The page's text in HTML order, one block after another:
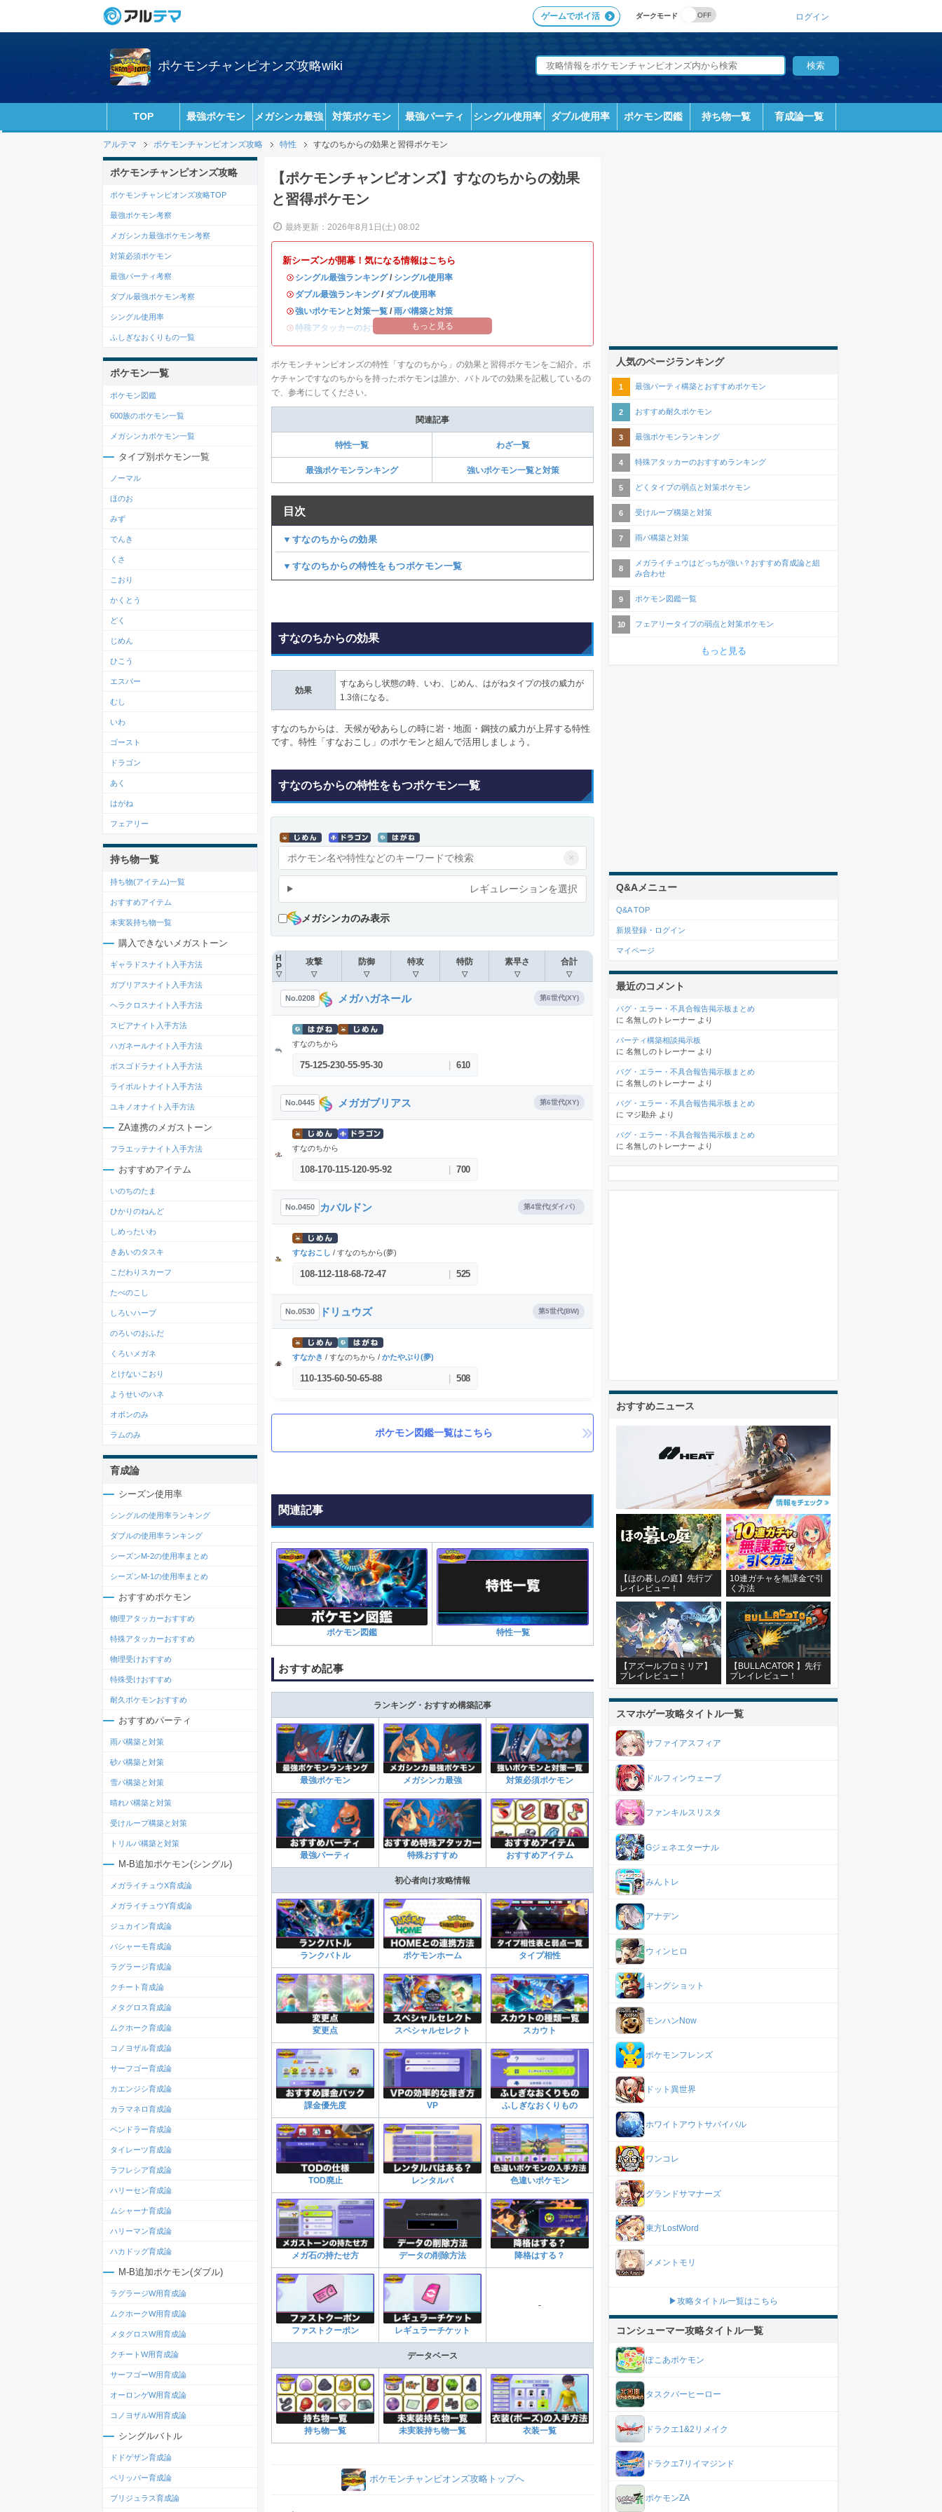
ダークモード
ゲームでポイ活 ログイン
ポケモンチャンピオンズ攻略wiki
TOP 最強ポケモン メガシンカ最強 対策ポケモン 最強パーティ シングル使用率 ダブル使用率 ポケモン図鑑 持ち物一覧 育成論一覧
アルテマ ポケモンチャンピオンズ攻略 特性 すなのちからの効果と習得ポケモン
【ポケモンチャンピオンズ】すなのちからの効果
と習得ポケモン
最終更新：2026年8月1日(土) 08:02
新シーズンが開幕！気になる情報はこちら
・ シングル最強ランキング/ シングル使用率
・ ダブル最強ランキング/ ダブル使用率
・強いポケモンと対策一覧 / 雨パ構築と対策
・特殊アタッカーのおすすめランキング
もっと見る
ポケモンチャンピオンズの特性「すなのちから」の効果と習得ポケモンをご紹介。ポ
ケチャンですなのちからを持ったポケモンは誰か、バトルでの効果を記載しているの
で、参考にしてください。
関連記事
特性一覧 わざ一覧
最強ポケモンランキング 強いポケモン一覧と対策
目次
▼すなのちからの効果
▼すなのちからの特性をもつポケモン一覧
すなのちからの効果
効果
すなあらし状態の時、いわ、じめん、はがねタイプの技の威力が
1.3倍になる。
すなのちからは、天候が砂あらしの時に岩・地面・鋼技の威力が上昇する特性
です。特性「すなおこし」のポケモンと組んで活用しましょう。
すなのちからの特性をもつポケモン一覧
×
レギュレーションを選択
メガシンカのみ表示
H
P
▽
攻撃
▽
防御
▽
特攻
▽
特防
▽
素早さ
▽
合計
▽
No.0208 メガハガネール 第6世代(XY)
すなのちから
75-125-230-55-95-30 | 610
No.0445 メガガブリアス 第6世代(XY)
すなのちから
108-170-115-120-95-92 | 700
No.0450 カバルドン 第4世代(ダイパ）
すなおこし / すなのちから(夢)
108-112-118-68-72-47 | 525
No.0530 ドリュウズ 第5世代(BW)
すなかき / すなのちから / かたやぶり(夢)
110-135-60-50-65-88 | 508
ポケモン図鑑一覧はこちら
関連記事
ポケモン図鑑 特性一覧
おすすめ記事
ランキング・おすすめ構築記事
最強ポケモン メガシンカ最強 対策必須ポケモン
最強パーティ 特殊おすすめ おすすめアイテム
初心者向け攻略情報
ランクバトル ポケモンホーム タイプ相性
変更点 スペシャルセレクト スカウト
課金優先度 VP ふしぎなおくりもの
TOD廃止 レンタルパ 色違いポケモン
メガ石の持たせ方 データの削除方法 降格はする？
ファストクーポン レギュラーチケット
-
データベース
持ち物一覧 未実装持ち物一覧 衣装一覧
ポケモンチャンピオンズ攻略トップへ
ポケモンチャンピオンズ攻略
ポケモンチャンピオンズ攻略TOP
最強ポケモン考察
メガシンカ最強ポケモン考察
対策必須ポケモン
最強パーティ考察
ダブル最強ポケモン考察
シングル使用率
ふしぎなおくりもの一覧
ポケモン一覧
ポケモン図鑑
600族のポケモン一覧
メガシンカポケモン一覧
タイプ別ポケモン一覧
ノーマル
ほのお
みず
でんき
くさ
こおり
かくとう
どく
じめん
ひこう
エスパー
むし
いわ
ゴースト
ドラゴン
あく
はがね
フェアリー
持ち物一覧
持ち物(アイテム)一覧
おすすめアイテム
未実装持ち物一覧
購入できないメガストーン
ギャラドスナイト入手方法
ガブリアスナイト入手方法
ヘラクロスナイト入手方法
スピアナイト入手方法
ハガネールナイト入手方法
ボスゴドラナイト入手方法
ライボルトナイト入手方法
ユキノオナイト入手方法
ZA連携のメガストーン
フラエッテナイト入手方法
おすすめアイテム
いのちのたま
ひかりのねんど
しめったいわ
きあいのタスキ
こだわりスカーフ
たべのこし
しろいハーブ
のろいのおふだ
くろいメガネ
とけないこおり
ようせいのハネ
オボンのみ
ラムのみ
育成論
シーズン使用率
シングルの使用率ランキング
ダブルの使用率ランキング
シーズンM-2の使用率まとめ
シーズンM-1の使用率まとめ
おすすめポケモン
物理アタッカーおすすめ
特殊アタッカーおすすめ
物理受けおすすめ
特殊受けおすすめ
耐久ポケモンおすすめ
おすすめパーティ
雨パ構築と対策
砂パ構築と対策
雪パ構築と対策
晴れパ構築と対策
受けループ構築と対策
トリルパ構築と対策
M-B追加ポケモン(シングル)
メガライチュウX育成論
メガライチュウY育成論
ジュカイン育成論
バシャーモ育成論
ラグラージ育成論
クチート育成論
メタグロス育成論
ムクホーク育成論
コノヨザル育成論
サーフゴー育成論
カエンジシ育成論
カラマネロ育成論
ペンドラー育成論
タイレーツ育成論
ラフレシア育成論
ハリーセン育成論
ムシャーナ育成論
ハリーマン育成論
ハカドッグ育成論
M-B追加ポケモン(ダブル)
ラグラージW用育成論
ムクホークW用育成論
メタグロスW用育成論
クチートW用育成論
サーフゴーW用育成論
オーロンゲW用育成論
コノヨザルW用育成論
シングルバトル
ドドゲザン育成論
ペリッパー育成論
ブリジュラス育成論
人気のページランキング
最強パーティ構築とおすすめポケモン
おすすめ耐久ポケモン
最強ポケモンランキング
特殊アタッカーのおすすめランキング
どくタイプの弱点と対策ポケモン
受けループ構築と対策
雨パ構築と対策
メガライチュウはどっちが強い？おすすめ育成論と組
み合わせ
ポケモン図鑑一覧
フェアリータイプの弱点と対策ポケモン
もっと見る
Q&Aメニュー
Q&A TOP
新規登録・ログイン
マイページ
最近のコメント
バグ・エラー・不具合報告掲示板まとめ
に 名無しのトレーナー より
パーティ構築相談掲示板
に 名無しのトレーナー より
バグ・エラー・不具合報告掲示板まとめ
に 名無しのトレーナー より
バグ・エラー・不具合報告掲示板まとめ
に マジ勘弁 より
バグ・エラー・不具合報告掲示板まとめ
に 名無しのトレーナー より
おすすめニュース
【ほの暮しの庭】先行プ
レイレビュー！
10連ガチャを無課金で引
く方法
【アズールプロミリア】
プレイレビュー！
【BULLACATOR 】先行
プレイレビュー！
スマホゲー攻略タイトル一覧
サファイアスフィア
ドルフィンウェーブ
ファンキルスリスタ
Gジェネエターナル
みんトレ
アナデン
ウィンヒロ
キングショット
モンハンNow
ポケモンフレンズ
ドット異世界
ホワイトアウトサバイバル
ワンコレ
グランドサマナーズ
東方LostWord
メメントモリ
▶攻略タイトル一覧はこちら
コンシューマー攻略タイトル一覧
ぽこあポケモン
タスクバーヒーロー
ドラクエ1&2リメイク
ドラクエ7リイマジンド
ポケモンZA